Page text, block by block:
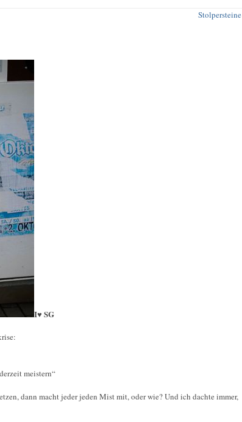
Stolpersteine
I♥ SG
meistern“
dann macht jeder jeden Mist mit, oder wie? Und ich dachte immer,